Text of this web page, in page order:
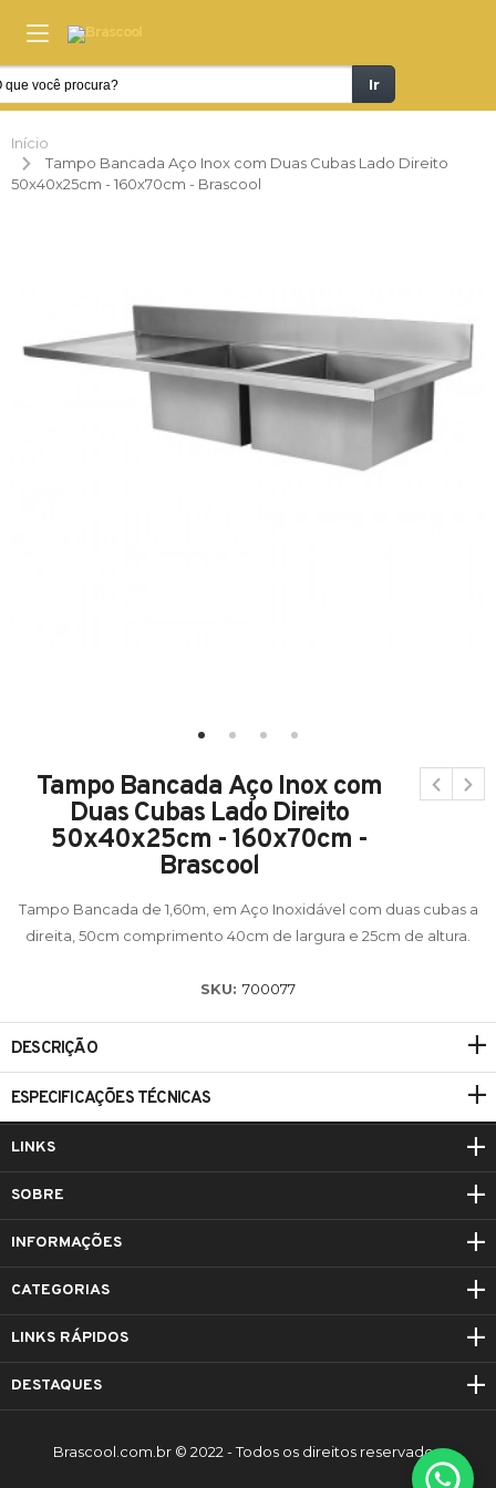
Ir
Início
Tampo Bancada Aço Inox com Duas Cubas Lado Direito
50x40x25cm - 160x70cm - Brascool
Tampo Bancada Aço Inox com
Duas Cubas Lado Direito
50x40x25cm - 160x70cm -
Brascool
Tampo Bancada de 1,60m, em Aço Inoxidável com duas cubas a
direita, 50cm comprimento 40cm de largura e 25cm de altura.
SKU: 700077
DESCRIÇÃO
ESPECIFICAÇÕES TÉCNICAS
LINKS
SOBRE
INFORMAÇÕES
CATEGORIAS
LINKS RÁPIDOS
DESTAQUES
Brascool.com.br © 2022 - Todos os direitos reservados.